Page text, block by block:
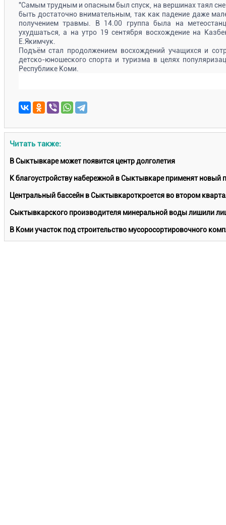
"Самым трудным и опасным был спуск, на вершинах таял
быть достаточно внимательным, так как падение даже
получением травмы. В 14.00 группа была на
ухудшаться, а на утро 19 сентября восхождение на
Е.Якимчук.
Подъём стал продолжением восхождений учащихся и
детско-юношеского спорта и туризма в целях
Республике Коми.
Читать также:
В Сыктывкаре может появится центр долголетия
К благоустройству набережной в Сыктывкаре применят новый
Центральный бассейн в Сыктывкароткроется во втором
Сыктывкарского производителя минеральной воды лишили
В Коми участок под строительство мусоросортировочного